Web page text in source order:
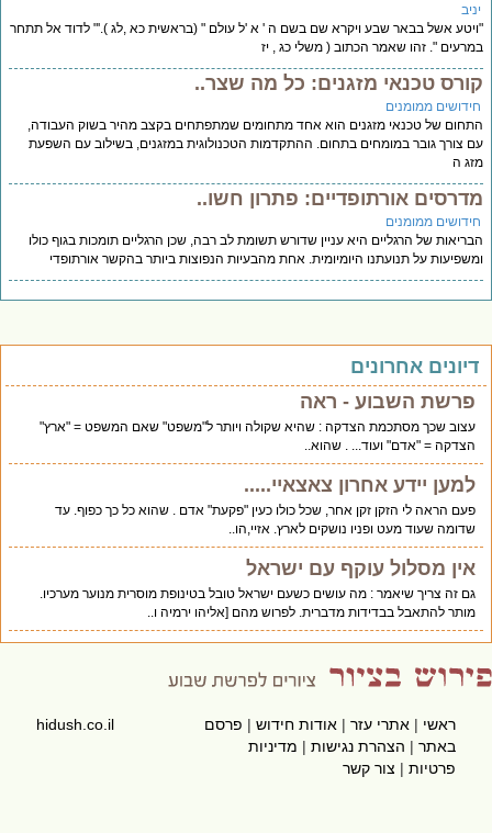
אשל בבאר שבע ויקרא שם בשם ה ' א 'ל עולם " (בראשית כא ,לג ).'" לדוד אל תתחר
". זהו שאמר הכתוב ( משלי כג , יז
טכנאי מזגנים: כל מה שצר..
ממומנים
של טכנאי מזגנים הוא אחד מתחומים שמתפתחים בקצב מהיר בשוק העבודה,
צורך גובר במומחים בתחום. ההתקדמות הטכנולוגית במזגנים, בשילוב עם השפעת
ה
אורתופדיים: פתרון חשו..
ממומנים
של הרגליים היא עניין שדורש תשומת לב רבה, שכן הרגליים תומכות בגוף כולו
על תנועתנו היומיומית. אחת מהבעיות הנפוצות ביותר בהקשר אורתופדי
אחרונים
פרשת השבוע - ראה
עצוב שכך מסתכמת הצדקה : שהיא שקולה ויותר ל"משפט" שאם המשפט = "ארץ"
הצדקה = "אדם" ועוד... . שהוא..
למען יידע אחרון צאצאיי.....
פעם הראה לי הזקן זקן אחר, שכל כולו כעין "פקעת" אדם . שהוא כל כך כפוף. עד
שדומה שעוד מעט ופניו נושקים לארץ. אזיי,הו..
אין מסלול עוקף עם ישראל
גם זה צריך שיאמר : מה עושים כשעם ישראל טובל בטינופת מוסרית מנוער מערכיו.
מותר להתאבל בבדידות מדברית. לפרוש מהם [אליהו ירמיה ו..
ראשי|אתרי עזר|אודות חידוש|פרסם
באתר|הצהרת נגישות|מדיניות
פרטיות|צור קשר
hidush.co.il